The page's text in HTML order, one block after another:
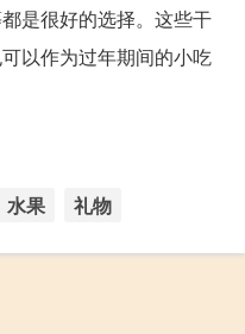
是很好的选择。这些干
以作为过年期间的小吃
水果 礼物